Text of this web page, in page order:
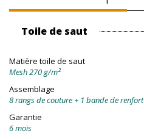
Toile de saut
Matière toile de saut
Mesh 270 g/m²
Assemblage
8 rangs de couture + 1 bande de renfort
Garantie
6 mois